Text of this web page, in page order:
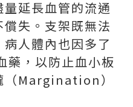
延長血管的流通
失。支架既無法
人體內也因多了
藥，以防止血小板
（Margination）